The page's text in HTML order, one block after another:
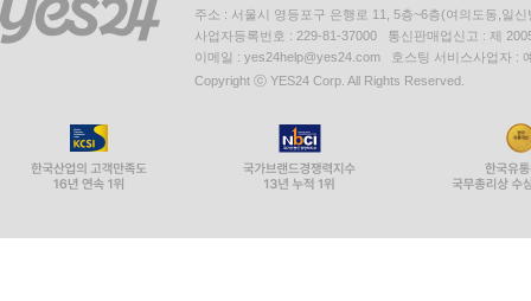
주소 : 서울시 영등포구 은행로 11, 5층~6층(여의도동,일신
사업자등록번호 : 229-81-37000 통신판매업신고 : 제
이메일 : yes24help@yes24.com 호스팅 서비스사업자 :
Copyright ⓒ YES24 Corp. All Rights Reserved.